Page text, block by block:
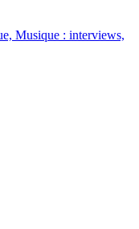
Musique : interviews,